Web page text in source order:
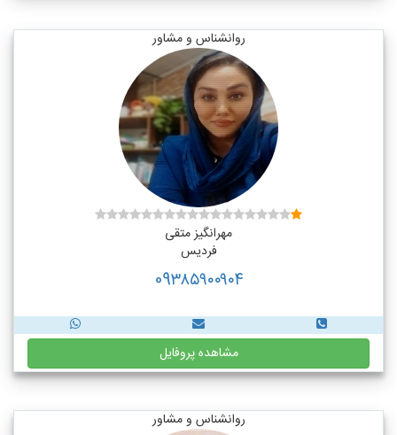
روانشناس و مشاور
مهرانگیز متقی
فردیس
09۳۸۵۹۰۰۹۰۴
مشاهده پروفایل
روانشناس و مشاور